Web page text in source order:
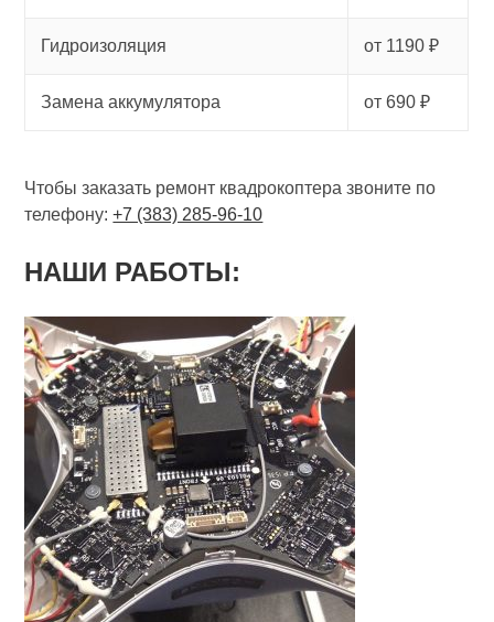
Гидроизоляция от 1190 ₽
Замена аккумулятора от 690 ₽
Чтобы заказать ремонт квадрокоптера звоните по
телефону:+7 (383) 285-96-10
НАШИ РАБОТЫ: